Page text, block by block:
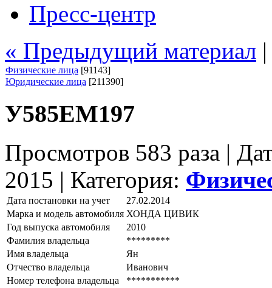
Пресс-центр
« Предыдущий материал
Физические лица [91143]
Юридические лица [211390]
У585ЕМ197
Просмотров 583 раза |
2015 | Категория:
Дата постановки на учет
27.02.2014
Марка и модель автомобиля ХОНДА ЦИВИК
Год выпуска автомобиля
2010
Фамилия владельца
*********
Имя владельца
Ян
Отчество владельца
Иванович
Номер телефона владельца
***********